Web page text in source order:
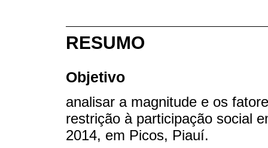
RESUMO
Objetivo
analisar a magnitude e os
restrição à participação social
2014, em Picos, Piauí.